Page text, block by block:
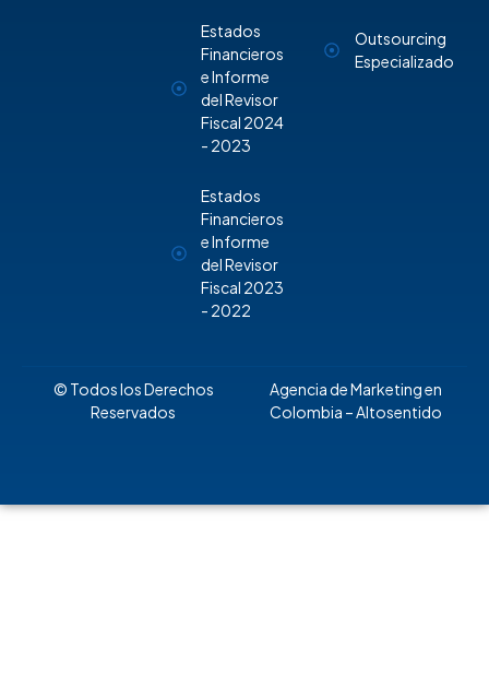
Estados
Financieros
e Informe
del Revisor
Fiscal 2024
- 2023
Estados
Financieros
e Informe
del Revisor
Fiscal 2023
- 2022
Outsourcing
Especializado
© Todos los Derechos
Reservados
Agencia de Marketing en
Colombia – Altosentido